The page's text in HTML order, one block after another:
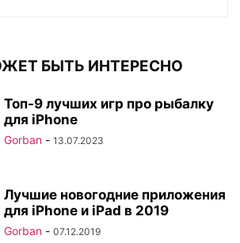
БЫТЬ ИНТЕРЕСНО
Топ-9 лучших игр про рыбалку
для iPhone
Gorban - 13.07.2023
Лучшие новогодние приложения
для iPhone и iPad в 2019
Gorban - 07.12.2019